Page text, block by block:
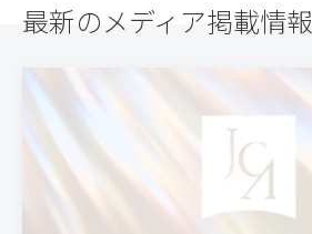
最新のメディア掲載情報